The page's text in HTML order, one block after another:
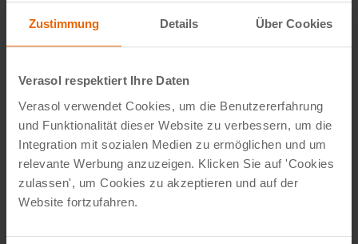
Zustimmung Details Über Cookies
Verasol respektiert Ihre Daten
Verasol verwendet Cookies, um die Benutzererfahrung
und Funktionalität dieser Website zu verbessern, um die
Integration mit sozialen Medien zu ermöglichen und um
relevante Werbung anzuzeigen. Klicken Sie auf 'Cookies
zulassen', um Cookies zu akzeptieren und auf der
Website fortzufahren.
4. Garten als Lifestyle-Ort
wird zu einem vollwertigen Lebensraum. Denken Sie an
eine Außenküche unter Ihrer Terrassenüberdachung, einen
Yoga- oder Arbeitsbereich in Ihrem Gartenzimmer oder
eine Wellness-Ecke mit Whirlpool oder Sauna. Mit den
modularen Systemen von Verasol richten Sie Ihren
Außenbereich genau so ein, wie Sie es möchten.
5. Intelligente Technologie im Garten